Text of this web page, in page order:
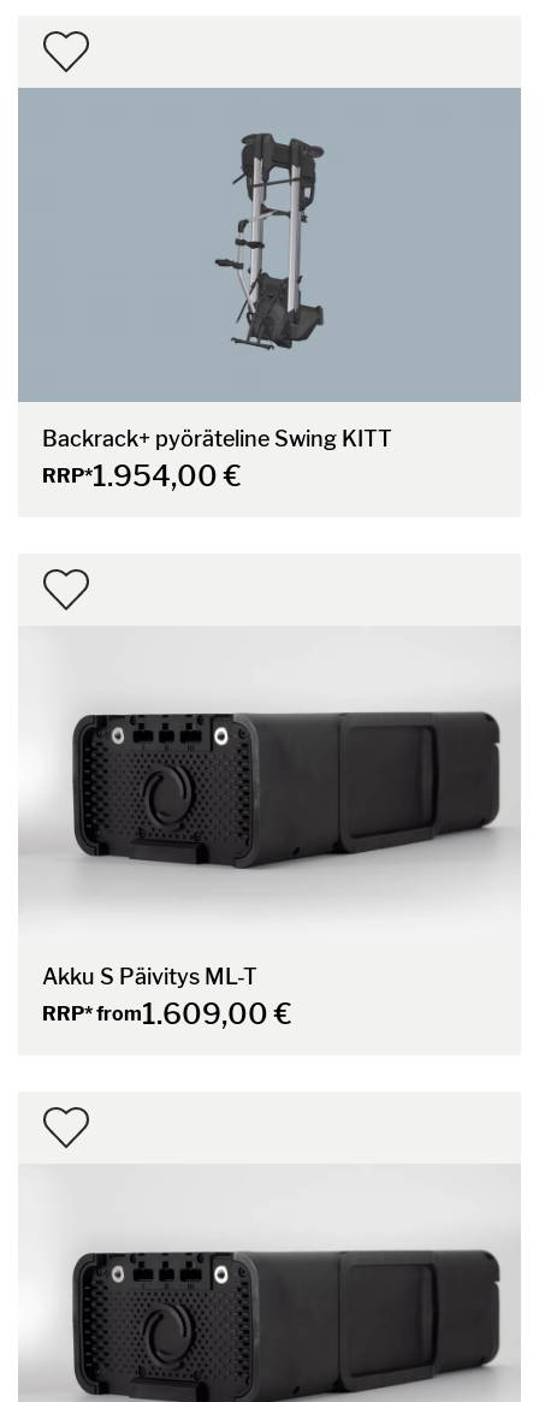
Backrack+ pyöräteline Swing KITT
RRP*1.954,00 €
Akku S Päivitys ML-T
RRP* from1.609,00 €